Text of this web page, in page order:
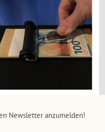
Newsletter anzumelden!